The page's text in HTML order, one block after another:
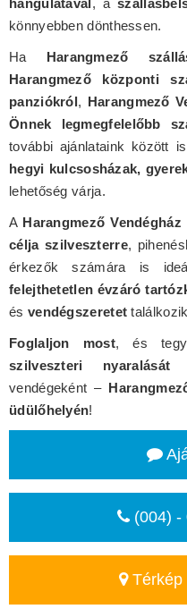
hangulatával , a
könnyebben dönthessen.
Ha Harangmező
Harangmező központi
panziókról , Harangmező
Önnek legmegfelelőbb
további ajánlataink között
hegyi kulcsosházak,
lehetőség várja.
A Harangmező Vendégház
célja szilveszterre,
érkezők számára is
felejthetetlen évzáró
és vendégszeretet
Foglaljon most, és
szilveszteri nyaralását
vendégeként –
üdülőhelyén!
(004) -
Térkép